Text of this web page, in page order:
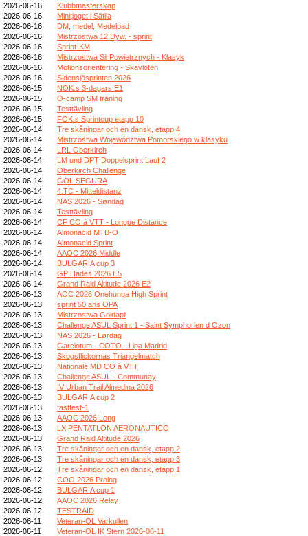
2026-06-16
Klubbmästerskap
2026-06-16
Minitjoget i Sätila
2026-06-16
DM, medel, Medelpad
2026-06-16
Mistrzostwa 12 Dyw. - sprint
2026-06-16
Sprint-KM
2026-06-16
Mistrzostwa Sił Powietrznych - Klasyk
2026-06-16
Motionsorientering - Skavlöten
2026-06-16
Sidensjösprinten 2026
2026-06-15
NOK:s 3-dagars E1
2026-06-15
O-camp SM träning
2026-06-15
Testtävling
2026-06-15
FOK:s Sprintcup etapp 10
2026-06-14
Tre skåningar och en dansk, etapp 4
2026-06-14
Mistrzostwa Województwa Pomorskiego w klasyku
2026-06-14
LRL Oberkirch
2026-06-14
LM und DPT Doppelsprint Lauf 2
2026-06-14
Oberkirch Challenge
2026-06-14
GOL SEGURA
2026-06-14
4.TC - Mitteldistanz
2026-06-14
NAS 2026 - Søndag
2026-06-14
Testtävling
2026-06-14
CF CO à VTT - Longue Distance
2026-06-14
Almonacid MTB-O
2026-06-14
Almonacid Sprint
2026-06-14
AAOC 2026 Middle
2026-06-14
BULGARIA cup 3
2026-06-14
GP Hades 2026 E5
2026-06-14
Grand Raid Altitude 2026 E2
2026-06-13
AOC 2026 Onehunga High Sprint
2026-06-13
sprint 50 ans OPA
2026-06-13
Mistrzostwa Gołdapii
2026-06-13
Challenge ASUL Sprint 1 - Saint Symphorien d Ozon
2026-06-13
NAS 2026 - Lørdag
2026-06-13
Garciotum - COTO - Liga Madrid
2026-06-13
Skogsflickornas Triangelmatch
2026-06-13
Nationale MD CO à VTT
2026-06-13
Challenge ASUL - Communay
2026-06-13
IV Urban Trail Almedina 2026
2026-06-13
BULGARIA cup 2
2026-06-13
fasttest-1
2026-06-13
AAOC 2026 Long
2026-06-13
LX PENTATLON AERONAUTICO
2026-06-13
Grand Raid Altitude 2026
2026-06-13
Tre skåningar och en dansk, etapp 2
2026-06-13
Tre skåningar och en dansk, etapp 3
2026-06-12
Tre skåningar och en dansk, etapp 1
2026-06-12
COO 2026 Prolog
2026-06-12
BULGARIA cup 1
2026-06-12
AAOC 2026 Relay
2026-06-12
TESTRAID
2026-06-11
Veteran-OL Varkullen
2026-06-11
Veteran-OL IK Stern 2026-06-11